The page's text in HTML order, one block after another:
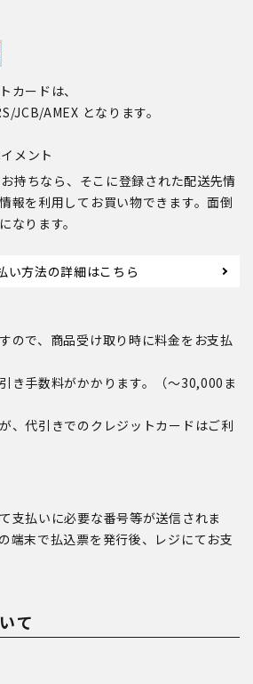
カードは、
JCB/AMEX となります。
メント
持ちなら、そこに登録された配送先情
報を利用してお買い物できます。面倒
なります。
い方法の詳細はこちら
ので、商品受け取り時に料金をお支払
き手数料がかかります。（～30,000ま
、代引きでのクレジットカードはご利
支払いに必要な番号等が送信されま
端末で払込票を発行後、レジにてお支
て